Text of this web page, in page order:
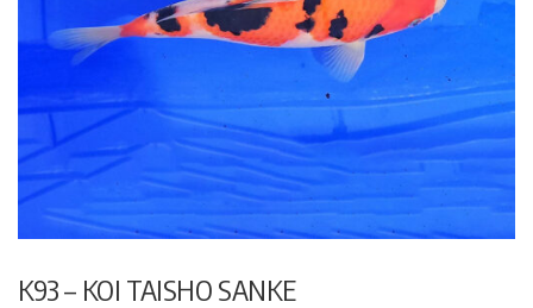
K93 – KOI TAISHO SANKE